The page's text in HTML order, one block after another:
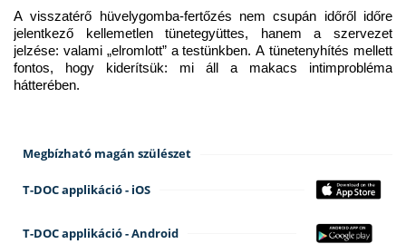
A visszatérő hüvelygomba-fertőzés nem csupán időről időre
jelentkező kellemetlen tünetegyüttes, hanem a szervezet
jelzése: valami „elromlott” a testünkben. A tünetenyhítés mellett
fontos, hogy kiderítsük: mi áll a makacs intimprobléma
hátterében.
Megbízható magán szülészet
T-DOC applikáció - iOS
T-DOC applikáció - Android